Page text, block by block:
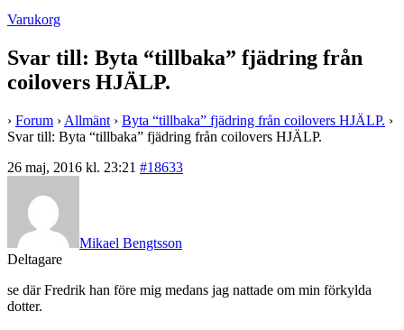
Varukorg
Svar till: Byta “tillbaka” fjädring från
coilovers HJÄLP.
› Forum › Allmänt › Byta “tillbaka” fjädring från coilovers HJÄLP. ›
Svar till: Byta “tillbaka” fjädring från coilovers HJÄLP.
26 maj, 2016 kl. 23:21 #18633
Mikael Bengtsson
Deltagare
se där Fredrik han före mig medans jag nattade om min förkylda
dotter.